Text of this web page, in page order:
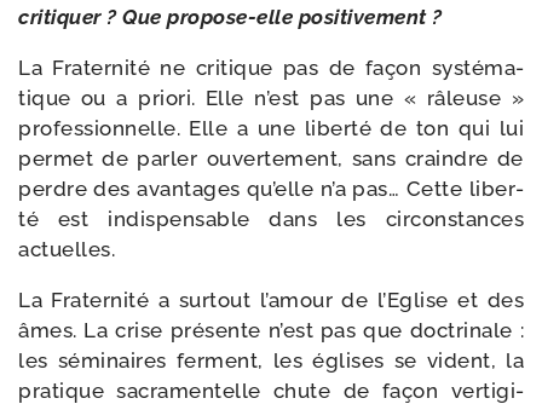
cri­ti­quer ? Que propose-​elle positivement ?
La Fraternité ne cri­tique pas de façon sys­té­ma­
tique ou a prio­ri. Elle n’est pas une « râleuse »
pro­fes­sion­nelle. Elle a une liber­té de ton qui lui
per­met de par­ler ouver­te­ment, sans craindre de
perdre des avan­tages qu’elle n’a pas… Cette liber­
té est indis­pen­sable dans les cir­cons­tances
actuelles.
La Fraternité a sur­tout l’amour de l’Eglise et des
âmes. La crise pré­sente n’est pas que doc­tri­nale :
les sémi­naires ferment, les églises se vident, la
pra­tique sacra­men­telle chute de façon ver­ti­gi­